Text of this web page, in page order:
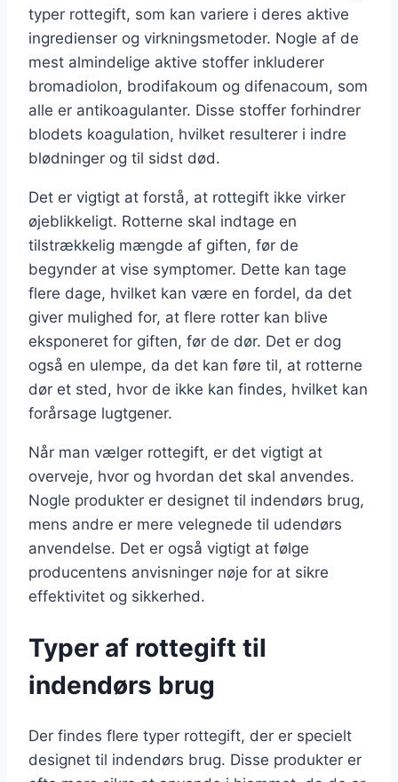
typer rottegift, som kan variere i deres aktive
ingredienser og virkningsmetoder. Nogle af de
mest almindelige aktive stoffer inkluderer
bromadiolon, brodifakoum og difenacoum, som
alle er antikoagulanter. Disse stoffer forhindrer
blodets koagulation, hvilket resulterer i indre
blødninger og til sidst død.
Det er vigtigt at forstå, at rottegift ikke virker
øjeblikkeligt. Rotterne skal indtage en
tilstrækkelig mængde af giften, før de
begynder at vise symptomer. Dette kan tage
flere dage, hvilket kan være en fordel, da det
giver mulighed for, at flere rotter kan blive
eksponeret for giften, før de dør. Det er dog
også en ulempe, da det kan føre til, at rotterne
dør et sted, hvor de ikke kan findes, hvilket kan
forårsage lugtgener.
Når man vælger rottegift, er det vigtigt at
overveje, hvor og hvordan det skal anvendes.
Nogle produkter er designet til indendørs brug,
mens andre er mere velegnede til udendørs
anvendelse. Det er også vigtigt at følge
producentens anvisninger nøje for at sikre
effektivitet og sikkerhed.
Typer af rottegift til
indendørs brug
Der findes flere typer rottegift, der er specielt
designet til indendørs brug. Disse produkter er